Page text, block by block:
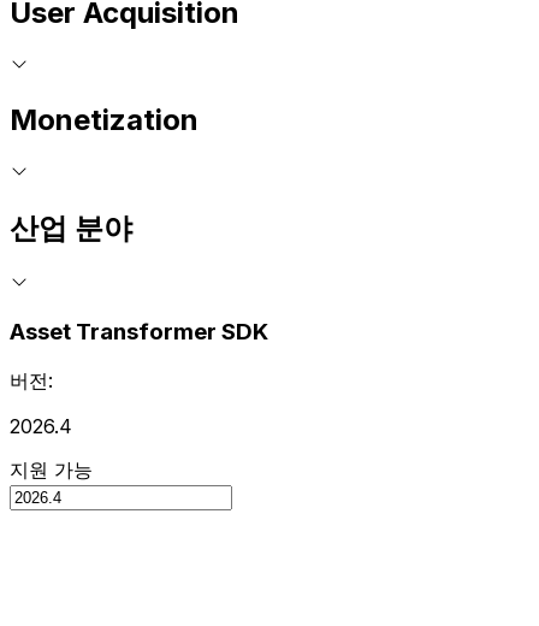
User Acquisition
Monetization
산업 분야
Asset Transformer SDK
버전:
2026.4
지원 가능